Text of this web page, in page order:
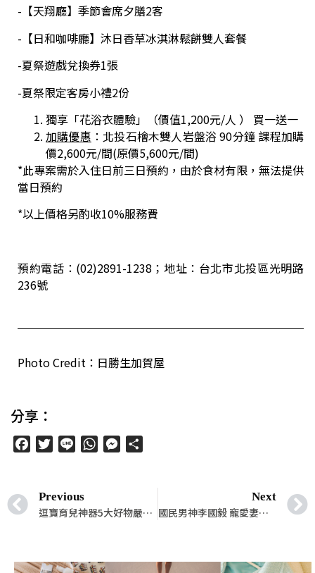
-【天翔廳】季節會席夕膳2客
-【日和咖啡廳】沐日香草冰淇淋鬆餅雙人套餐
-夏祭遊戲兌換券1張
-夏祭限定客房小禮2份
獨享「花浴衣體驗」（價值1,200元/人 ） 買一送一
加購優惠 ：北投石檜木雙人岩盤浴 90分鐘 課程加購
價2,600元/間(原價5,600元/間)
*此專案需於入住日前三日預約，由於食材有限，無法提供
當日預約
*以上價格另酌收10%服務費
預約電話：(02)2891-1238；地址：台北市北投區光明路
236號
Photo Credit：日勝生加賀屋
分享：
FacebookTwitter
Line WhatsAppMessenger
Previous
逗寶育兒神器5大好物嚴選推薦！為新世代爸媽打造兼具實用性與時尚外型的育兒單品
Next
國民男神李國毅 寵愛妻女當充電！不捨愛妻辛苦 靠四大心法、三大育兒神器，哄睡、洗澡技能全解鎖